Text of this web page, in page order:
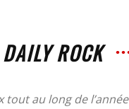
ROCK
au long de